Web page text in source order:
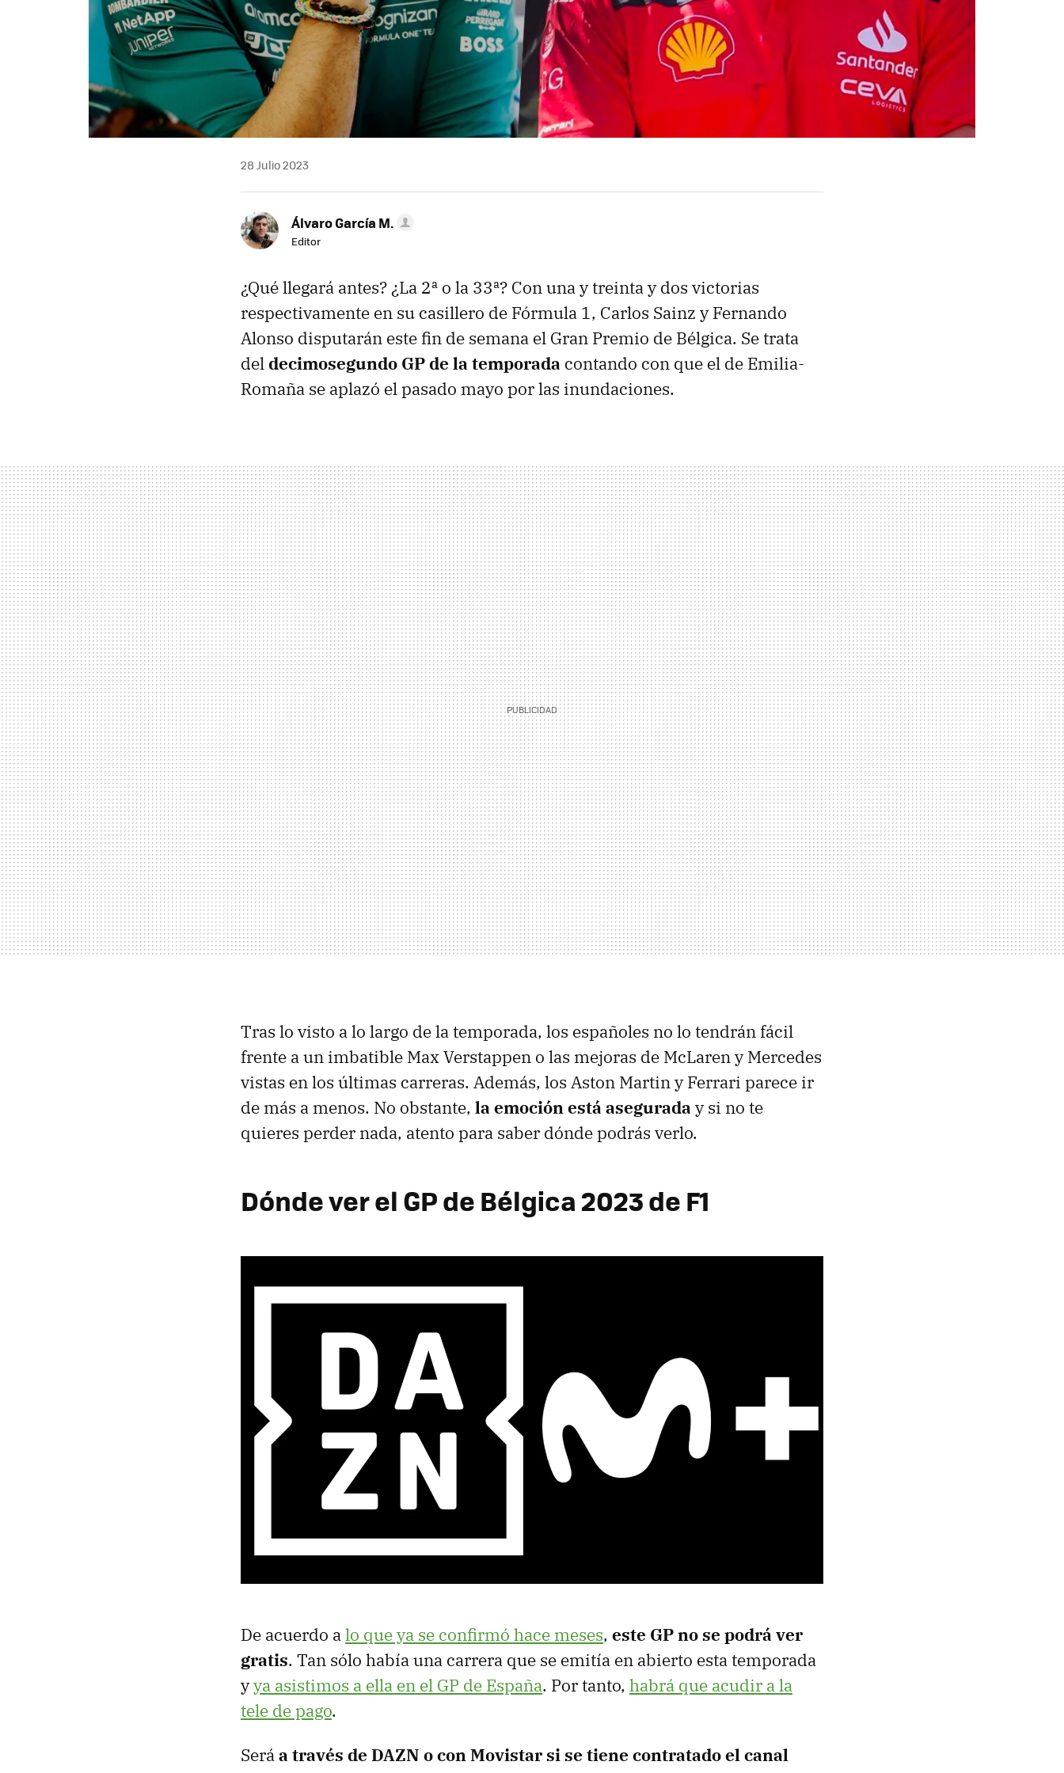
28 Julio 2023
Álvaro García M.
Editor
¿Qué llegará antes? ¿La 2ª o la 33ª? Con una y treinta y dos victorias
respectivamente en su casillero de Fórmula 1, Carlos Sainz y Fernando
Alonso disputarán este fin de semana el Gran Premio de Bélgica. Se trata
deldecimosegundo GP de la temporada contando con que el de Emilia-
Romaña se aplazó el pasado mayo por las inundaciones.
Tras lo visto a lo largo de la temporada, los españoles no lo tendrán fácil
frente a un imbatible Max Verstappen o las mejoras de McLaren y Mercedes
vistas en los últimas carreras. Además, los Aston Martin y Ferrari parece ir
de más a menos. No obstante, la emoción está asegurada y si no te
quieres perder nada, atento para saber dónde podrás verlo.
Dónde ver el GP de Bélgica 2023 de F1
De acuerdo alo que ya se confirmó hace meses, este GP no se podrá ver
gratis. Tan sólo había una carrera que se emitía en abierto esta temporada
yya asistimos a ella en el GP de España. Por tanto, habrá que acudir a la
tele de pago.
Seráa través de DAZN o con Movistar si se tiene contratado el canal